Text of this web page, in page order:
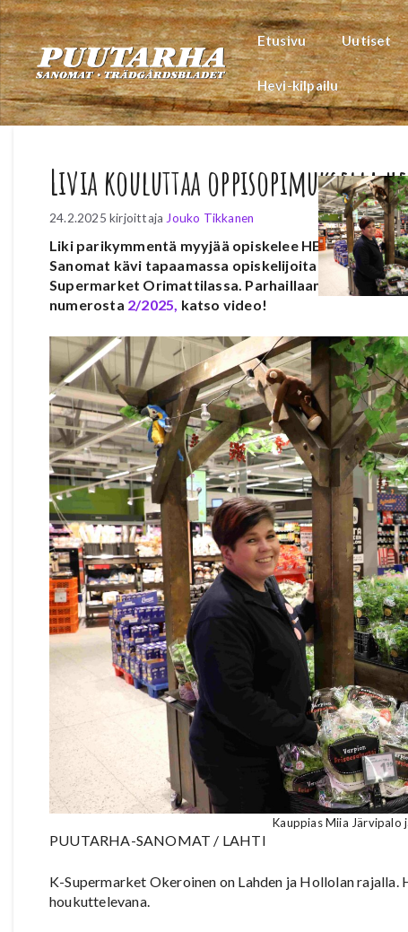
Siirry
sisältöön
Etusivu Uutiset
Hevi-kilpailu
Livia kouluttaa oppisopimuksella
24.2.2025 kirjoittaja Jouko Tikkanen
Liki parikymmentä myyjää opiskelee HEVI-
Sanomat kävi tapaamassa opiskelijoita heidän
Supermarket Orimattilassa. Parhaillaan on haku
numerosta 2/2025, katso video!
Kauppias Miia Järvipalo
PUUTARHA-SANOMAT / LAHTI
K-Supermarket Okeroinen on Lahden ja Hollolan
houkuttelevana.